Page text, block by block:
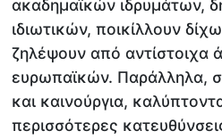
ακαδημαϊκών ιδρυμάτων,
ιδιωτικών, ποικίλλουν
ζηλέψουν από αντίστοιχα
ευρωπαϊκών. Παράλληλα,
και καινούργια,
περισσότερες